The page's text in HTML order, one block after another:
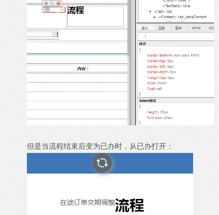
但是当流程结束后变为已办时，从已办打开：